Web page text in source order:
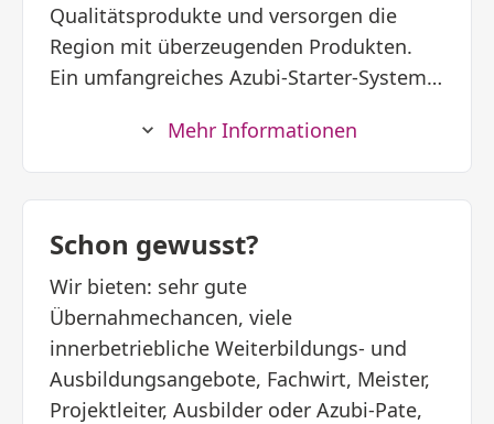
Qualitätsprodukte und versorgen die
Region mit überzeugenden Produkten.
Ein umfangreiches Azubi-Starter-System
Beruf und Familie legen unsere Standards
für Deine Ausbildung! Das zeichnet
unsere Ausbildung aus: Wir holen Dich da
ab, wo Du stehst. Nicht Deine Noten sind
entscheidend! Unsere Ausbilder sind
motiviert, qualifiziert und entwickeln Dich
mit viel Einfühlungsvermögen. Übrigens:
Azubis mit Kindern können ihre
Ausbildung auch in Teilzeit absolvieren.
Mehr Informationen
Schon gewusst?
Wir bieten: sehr gute
Übernahmechancen, viele
innerbetriebliche Weiterbildungs- und
Ausbildungsangebote, Fachwirt, Meister,
Projektleiter, Ausbilder oder Azubi-Pate,